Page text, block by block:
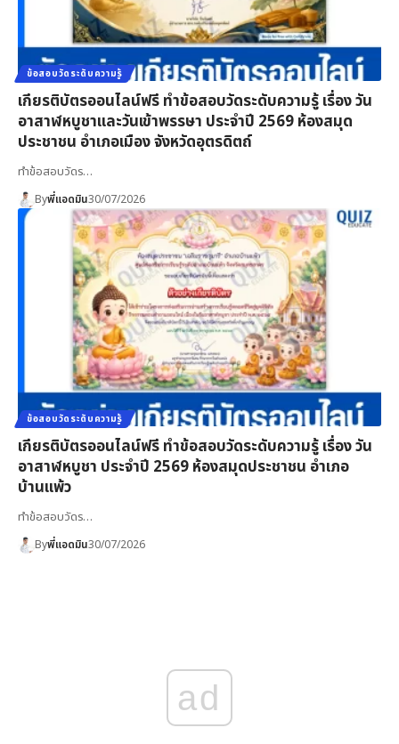
ข้อสอบวัดระดับความรู้
เกียรติบัตรออนไลน์ฟรี ทำข้อสอบวัดระดับความรู้ เรื่อง วัน
อาสาฬหบูชาและวันเข้าพรรษา ประจำปี 2569 ห้องสมุด
ประชาชน อำเภอเมือง จังหวัดอุตรดิตถ์
ทำข้อสอบวัดร…
Byพี่แอดมิน30/07/2026
ข้อสอบวัดระดับความรู้
เกียรติบัตรออนไลน์ฟรี ทำข้อสอบวัดระดับความรู้ เรื่อง วัน
อาสาฬหบูชา ประจำปี 2569 ห้องสมุดประชาชน อำเภอ
บ้านแพ้ว
ทำข้อสอบวัดร…
Byพี่แอดมิน30/07/2026
ad